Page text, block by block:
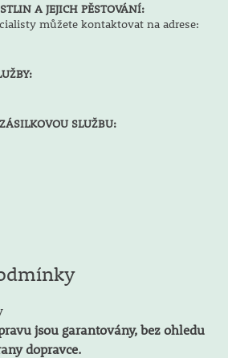
A JEJICH PĚSTOVÁNÍ:
můžete kontaktovat na adrese:
SLUŽBU:
jsou garantovány, bez ohledu
dopravce.